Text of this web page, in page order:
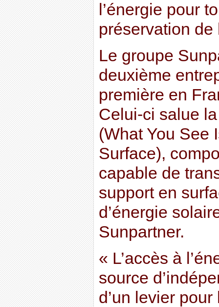
l’énergie pour
préservation de
Le groupe
deuxième
première en
Celui-ci salue
(What You See
Surface),
capable de
support en
d’énergie
Sunpartner.
« L’accès à
source
d’un levier